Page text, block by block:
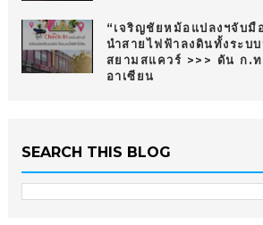
“เจริญชัยหม้อแปลงฯจับมื
นำสายไฟฟ้าลงดินทั้งระบ
สยามสแควร์ >>> ดัน ก.
อาเซียน
SEARCH THIS BLOG